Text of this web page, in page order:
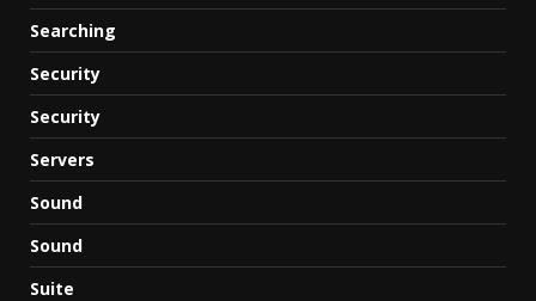
Searching
Security
Security
Servers
Sound
Sound
Suite